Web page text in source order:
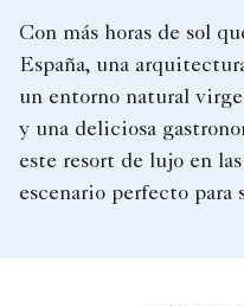
Con más horas de sol
España, una
un entorno natural
y una deliciosa
este resort de lujo en
escenario perfecto para